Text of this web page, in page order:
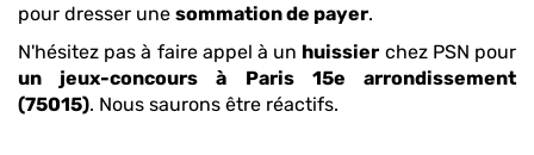
pour dresser une sommation de payer.
N'hésitez pas à faire appel à un huissier chez PSN pour
un jeux-concours
à Paris 15e arrondissement
(75015). Nous saurons être réactifs.